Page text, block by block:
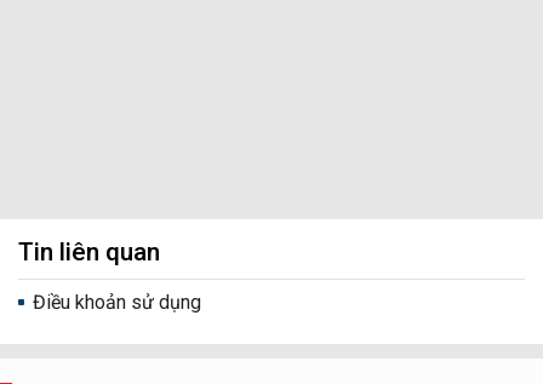
Tin liên quan
Điều khoản sử dụng